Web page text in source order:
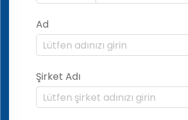
Ad
Şirket Adı